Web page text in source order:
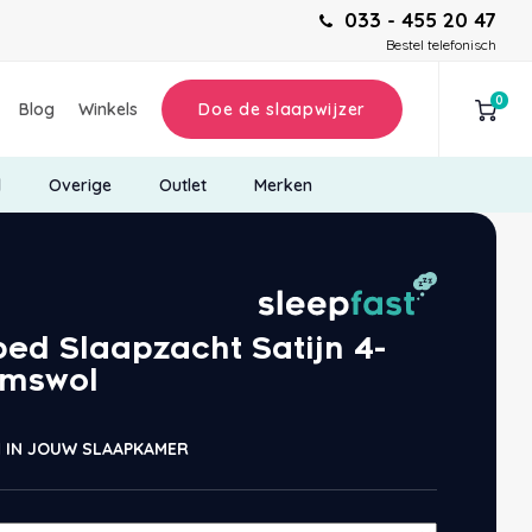
033 - 455 20 47
Bestel telefonisch
Blog Winkels Doe de slaapwijzer 0
Overige Outlet Merken
Slaapzacht Satijn 4-
IN JOUW SLAAPKAMER